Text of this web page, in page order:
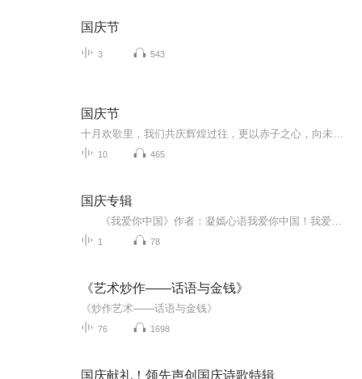
国庆节
3 543
国庆节
10 465
国庆专辑
1 78
《艺术炒作——话语与金钱》
《炒作艺术——话语与金钱》
76 1698
国庆献礼！领先声创国庆诗歌特辑